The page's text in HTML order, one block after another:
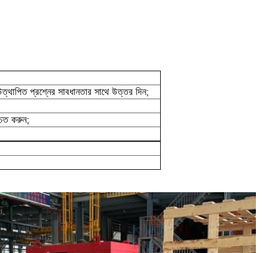
প্রশ্নের সাবধানতার সাথে উত্তর দিন;
করুন;